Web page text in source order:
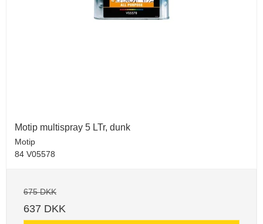
Motip multispray 5 LTr, dunk
Motip
84 V05578
675 DKK
637 DKK